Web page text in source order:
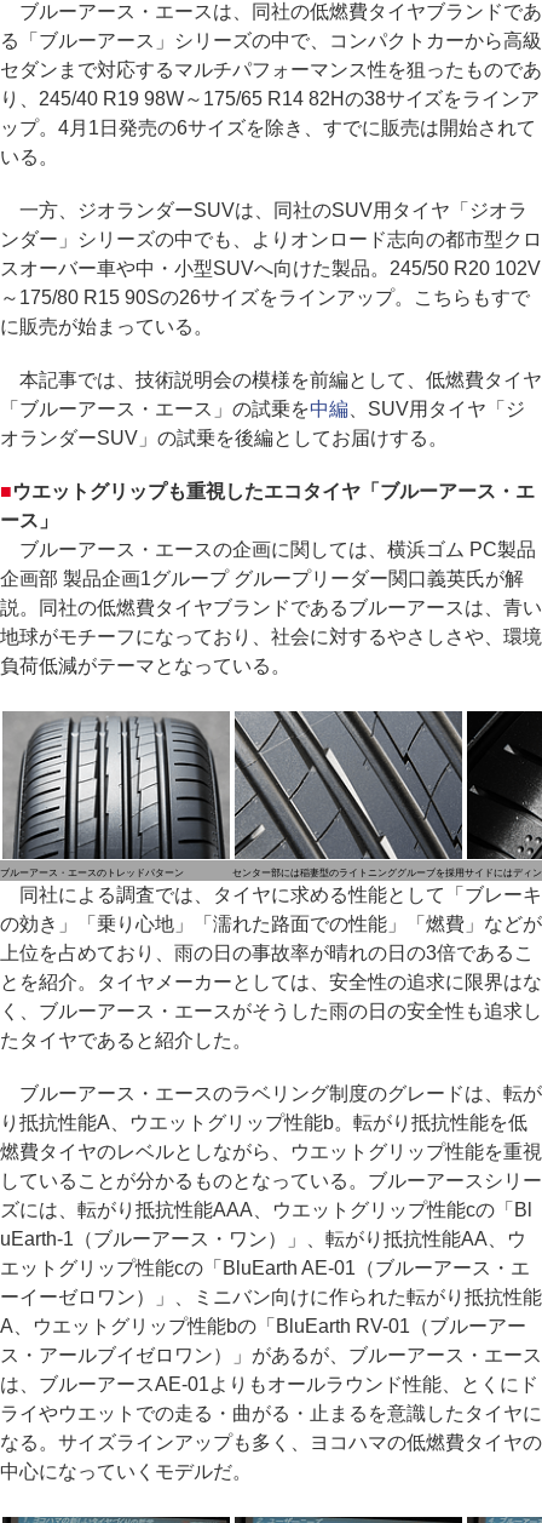
ブルーアース・エースは、同社の低燃費タイヤブランドであ
る「ブルーアース」シリーズの中で、コンパクトカーから高級
セダンまで対応するマルチパフォーマンス性を狙ったものであ
り、245/40 R19 98W～175/65 R14 82Hの38サイズをラインア
ップ。4月1日発売の6サイズを除き、すでに販売は開始されて
いる。
一方、ジオランダーSUVは、同社のSUV用タイヤ「ジオラ
ンダー」シリーズの中でも、よりオンロード志向の都市型クロ
スオーバー車や中・小型SUVへ向けた製品。245/50 R20 102V
～175/80 R15 90Sの26サイズをラインアップ。こちらもすで
に販売が始まっている。
本記事では、技術説明会の模様を前編として、低燃費タイヤ
「ブルーアース・エース」の試乗を中編、SUV用タイヤ「ジ
オランダーSUV」の試乗を後編としてお届けする。
■ウエットグリップも重視したエコタイヤ「ブルーアース・エ
ース」
ブルーアース・エースの企画に関しては、横浜ゴム PC製品
企画部 製品企画1グループ グループリーダー関口義英氏が解
説。同社の低燃費タイヤブランドであるブルーアースは、青い
地球がモチーフになっており、社会に対するやさしさや、環境
負荷低減がテーマとなっている。
ブルーアース・エースのトレッドパターン センター部には稲妻型のライトニンググルーブを採用サイドにはディ
同社による調査では、タイヤに求める性能として「ブレーキ
の効き」「乗り心地」「濡れた路面での性能」「燃費」などが
上位を占めており、雨の日の事故率が晴れの日の3倍であるこ
とを紹介。タイヤメーカーとしては、安全性の追求に限界はな
く、ブルーアース・エースがそうした雨の日の安全性も追求し
たタイヤであると紹介した。
ブルーアース・エースのラベリング制度のグレードは、転が
り抵抗性能A、ウエットグリップ性能b。転がり抵抗性能を低
燃費タイヤのレベルとしながら、ウエットグリップ性能を重視
していることが分かるものとなっている。ブルーアースシリー
ズには、転がり抵抗性能AAA、ウエットグリップ性能cの「Bl
uEarth-1（ブルーアース・ワン）」、転がり抵抗性能AA、ウ
エットグリップ性能cの「BluEarth AE-01（ブルーアース・エ
ーイーゼロワン）」、ミニバン向けに作られた転がり抵抗性能
A、ウエットグリップ性能bの「BluEarth RV-01（ブルーアー
ス・アールブイゼロワン）」があるが、ブルーアース・エース
は、ブルーアースAE-01よりもオールラウンド性能、とくにド
ライやウエットでの走る・曲がる・止まるを意識したタイヤに
なる。サイズラインアップも多く、ヨコハマの低燃費タイヤの
中心になっていくモデルだ。